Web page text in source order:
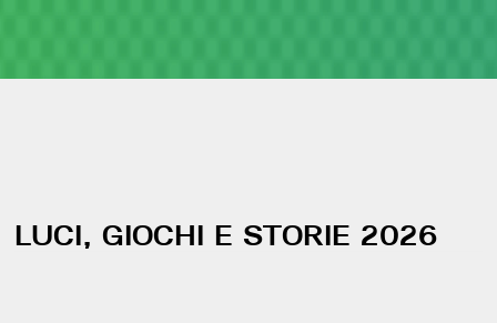
LUCI, GIOCHI E STORIE 2026